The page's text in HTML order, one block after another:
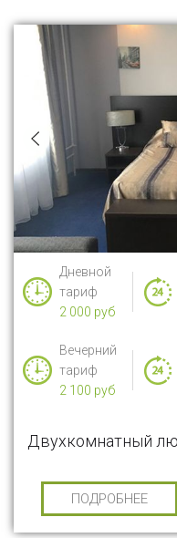
Дневной
тариф
2 000 руб
Вечерний
тариф
2 100 руб
Двухкомнатный
ПОДРОБНЕЕ